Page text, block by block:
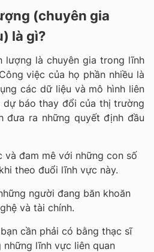
(chuyên gia
là gì?
lượng là chuyên gia trong lĩnh
việc của họ phần nhiều là
các dữ liệu và mô hình liên
báo thay đổi của thị trường
đưa ra những quyết định đầu
và đam mê với những con số
theo đuổi lĩnh vực này.
người đang băn khoăn
và tài chính.
cần phải có bằng thạc sĩ
lĩnh vực liên quan